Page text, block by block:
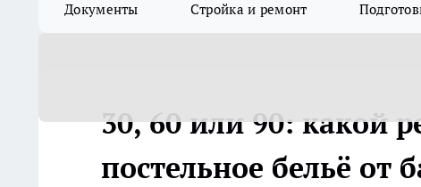
Документы Стройка и ремонт
30, 60 или 90: какой
постельное бельё от